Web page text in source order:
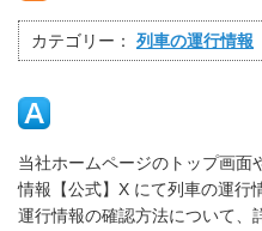
カテゴリー： 列車の運行情報
当社ホームページのトップ画面
情報【公式】X にて列車の運行
運行情報の確認方法について、